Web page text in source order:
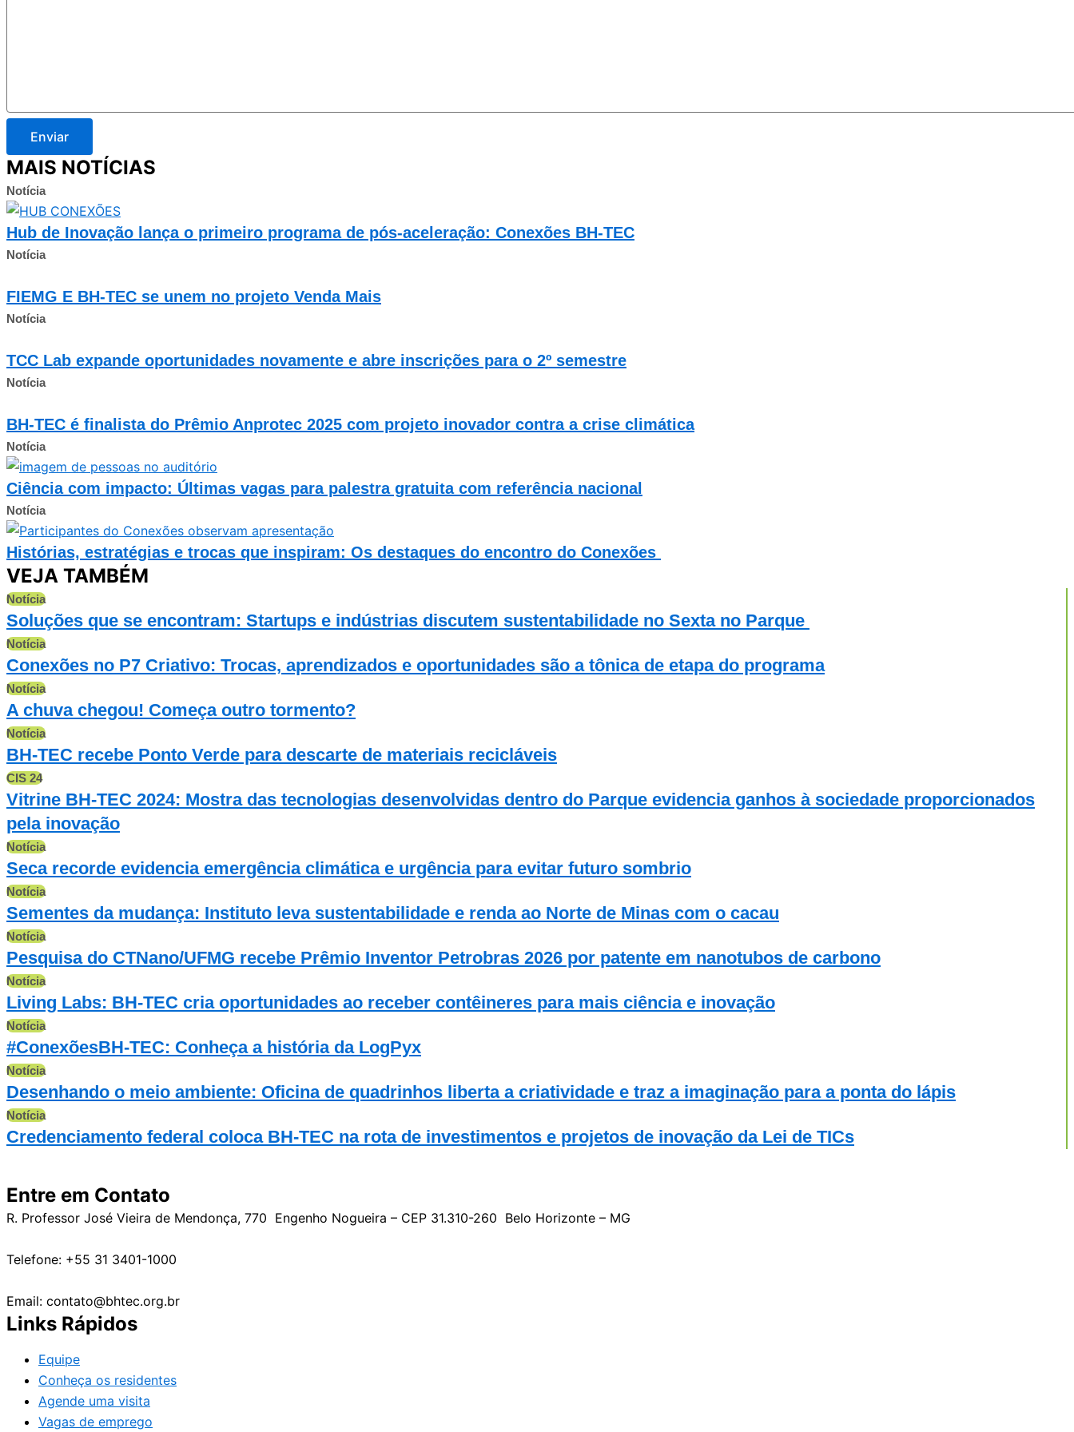
Enviar
MAIS NOTÍCIAS
Notícia
Hub de Inovação lança o primeiro programa de pós-aceleração: Conexões BH-TEC
Notícia
FIEMG E BH-TEC se unem no projeto Venda Mais
Notícia
TCC Lab expande oportunidades novamente e abre inscrições para o 2º semestre
Notícia
BH-TEC é finalista do Prêmio Anprotec 2025 com projeto inovador contra a crise climática
Notícia
Ciência com impacto: Últimas vagas para palestra gratuita com referência nacional
Notícia
Histórias, estratégias e trocas que inspiram: Os destaques do encontro do Conexões
VEJA TAMBÉM
Notícia
Soluções que se encontram: Startups e indústrias discutem sustentabilidade no Sexta no Parque
Notícia
Conexões no P7 Criativo: Trocas, aprendizados e oportunidades são a tônica de etapa do programa
Notícia
A chuva chegou! Começa outro tormento?
Notícia
BH-TEC recebe Ponto Verde para descarte de materiais recicláveis
CIS 24
Vitrine BH-TEC 2024: Mostra das tecnologias desenvolvidas dentro do Parque evidencia ganhos à sociedade proporcionados
pela inovação
Notícia
Seca recorde evidencia emergência climática e urgência para evitar futuro sombrio
Notícia
Sementes da mudança: Instituto leva sustentabilidade e renda ao Norte de Minas com o cacau
Notícia
Pesquisa do CTNano/UFMG recebe Prêmio Inventor Petrobras 2026 por patente em nanotubos de carbono
Notícia
Living Labs: BH-TEC cria oportunidades ao receber contêineres para mais ciência e inovação
Notícia
#ConexõesBH-TEC: Conheça a história da LogPyx
Notícia
Desenhando o meio ambiente: Oficina de quadrinhos liberta a criatividade e traz a imaginação para a ponta do lápis
Notícia
Credenciamento federal coloca BH-TEC na rota de investimentos e projetos de inovação da Lei de TICs
Entre em Contato
R. Professor José Vieira de Mendonça, 770 Engenho Nogueira – CEP 31.310-260 Belo Horizonte – MG
Telefone: +55 31 3401-1000
Email: contato@bhtec.org.br
Links Rápidos
Equipe
Conheça os residentes
Agende uma visita
Vagas de emprego